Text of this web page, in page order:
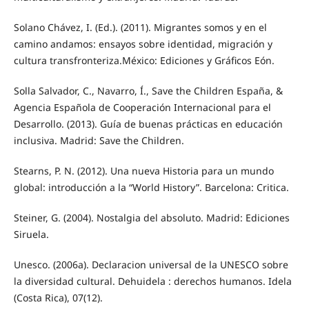
Solano Chávez, I. (Ed.). (2011). Migrantes somos y en el
camino andamos: ensayos sobre identidad, migración y
cultura transfronteriza.México: Ediciones y Gráficos Eón.
Solla Salvador, C., Navarro, Í., Save the Children España, &
Agencia Española de Cooperación Internacional para el
Desarrollo. (2013). Guía de buenas prácticas en educación
inclusiva. Madrid: Save the Children.
Stearns, P. N. (2012). Una nueva Historia para un mundo
global: introducción a la “World History”. Barcelona: Critica.
Steiner, G. (2004). Nostalgia del absoluto. Madrid: Ediciones
Siruela.
Unesco. (2006a). Declaracion universal de la UNESCO sobre
la diversidad cultural. Dehuidela : derechos humanos. Idela
(Costa Rica), 07(12).